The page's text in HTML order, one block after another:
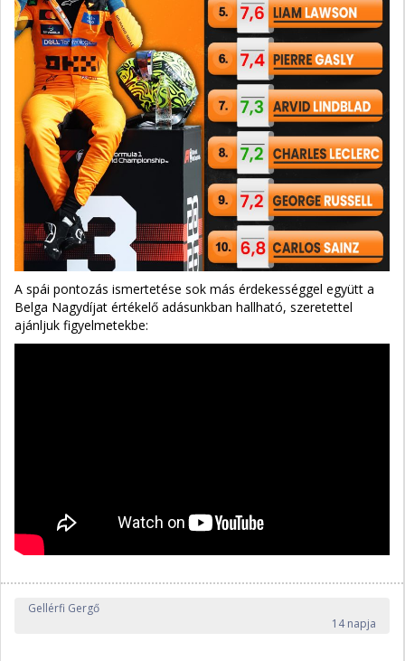
A spái pontozás ismertetése sok más érdekességgel együtt a
Belga Nagydíjat értékelő adásunkban hallható, szeretettel
ajánljuk figyelmetekbe:
Gellérfi Gergő
14 napja